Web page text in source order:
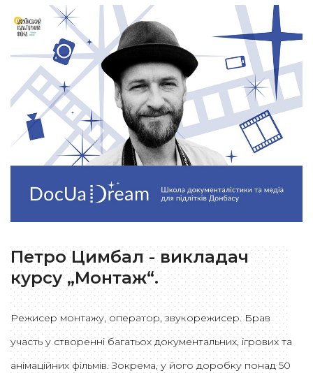
Петро Цимбал - викладач
курсу „Монтаж“.
Режисер монтажу, оператор, звукорежисер. Брав
участь у створенні багатьох документальних, ігрових та
анімаційних фільмів. Зокрема, у його доробку понад 50